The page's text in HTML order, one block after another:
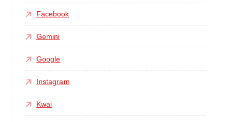
Facebook
Gemini
Google
Instagram
Kwai